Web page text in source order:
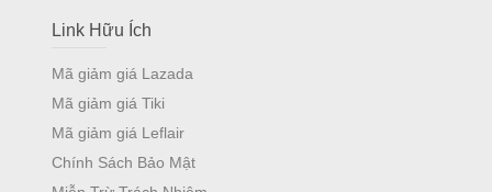
Link Hữu Ích
Mã giảm giá Lazada
Mã giảm giá Tiki
Mã giảm giá Leflair
Chính Sách Bảo Mật